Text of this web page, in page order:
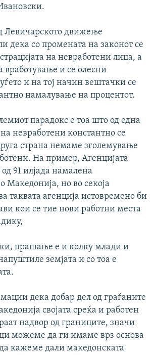
Левичарското движење
дека со промената на законот се
на невработени лица, а
вработување и се олесни
и на тој начин вештачки се
намалување на процентот.
парадокс е тоа што од една
невработени константно се
страна немаме зголемување
На пример, Агенцијата
од 91 илјада намалена
Македонија, но во секоја
таквата агенција истовремено би
кои се тие нови работни места
прашање е и колку млади и
земјата и со тоа е
дека добар дел од граѓаните
својата среќа и работен
надвор од границите, значи
можеме да ги имаме врз основа
кажеме дали македонската